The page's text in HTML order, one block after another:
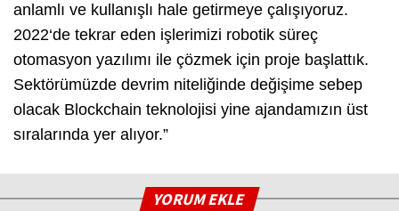
anlamlı ve kullanışlı hale getirmeye çalışıyoruz.
2022‘de tekrar eden işlerimizi robotik süreç
otomasyon yazılımı ile çözmek için proje başlattık.
Sektörümüzde devrim niteliğinde değişime sebep
olacak Blockchain teknolojisi yine ajandamızın üst
sıralarında yer alıyor.”
YORUM EKLE